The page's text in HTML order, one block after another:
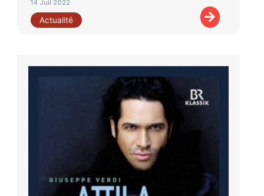
14 Juil 2022
Actualité